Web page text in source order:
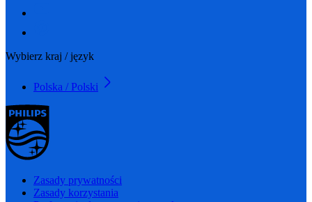
Wybierz kraj / język
Polska / Polski
Zasady prywatności
Zasady korzystania